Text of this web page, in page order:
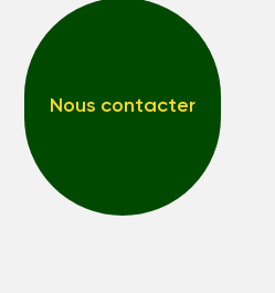
Nous contacter